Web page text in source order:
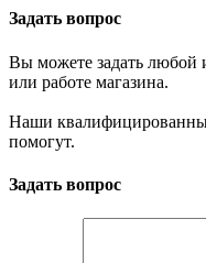
Задать вопрос
Вы можете задать любой
или работе магазина.
Наши
помогут.
Задать вопрос